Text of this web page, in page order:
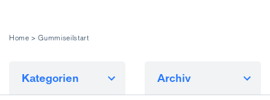
Home >Gummiseilstart
Kategorien Archiv